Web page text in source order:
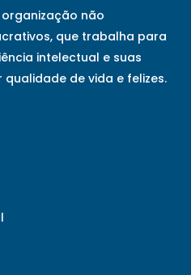
não
que trabalha para
intelectual e suas
de vida e felizes.